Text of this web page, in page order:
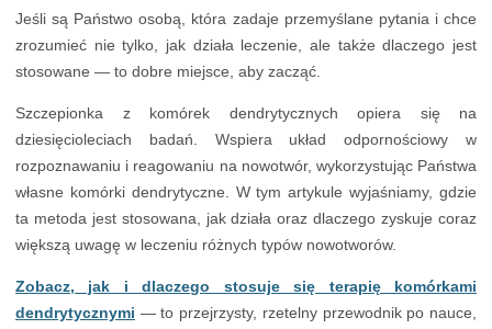
Jeśli są Państwo osobą, która zadaje przemyślane pytania i chce
zrozumieć nie tylko, jak działa leczenie, ale także dlaczego jest
stosowane — to dobre miejsce, aby zacząć.
Szczepionka z komórek dendrytycznych opiera się na
dziesięcioleciach badań. Wspiera układ odpornościowy w
rozpoznawaniu i reagowaniu na nowotwór, wykorzystując Państwa
własne komórki dendrytyczne. W tym artykule wyjaśniamy, gdzie
ta metoda jest stosowana, jak działa oraz dlaczego zyskuje coraz
większą uwagę w leczeniu różnych typów nowotworów.
Zobacz, jak i dlaczego stosuje się terapię komórkami
dendrytycznymi — to przejrzysty, rzetelny przewodnik po nauce,